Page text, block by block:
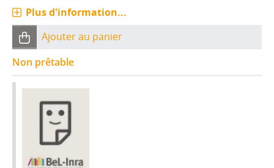
Plus d'information...
Ajouter au panier
Non prêtable